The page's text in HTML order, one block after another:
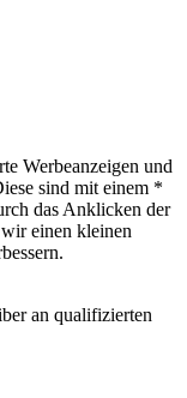
Werbeanzeigen und
sind mit einem *
das Anklicken der
einen kleinen
an qualifizierten